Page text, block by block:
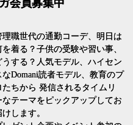
会員募集中
理職世代の通勤コーデ、明日は
を着る？子供の受験や習い事、
うする？人気モデル、ハイセン
なDomani読者モデル、教育のプ
たちから 発信されるタイムリ
なテーマをピックアップしてお
けします。